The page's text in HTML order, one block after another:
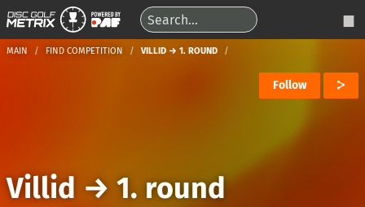
MAIN FIND COMPETITION VILLID → 1. ROUND
Follow
Villid → 1. round